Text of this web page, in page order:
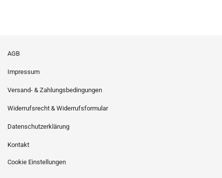
AGB
Impressum
Versand- & Zahlungsbedingungen
Widerrufsrecht & Widerrufsformular
Datenschutzerklärung
Kontakt
Cookie Einstellungen